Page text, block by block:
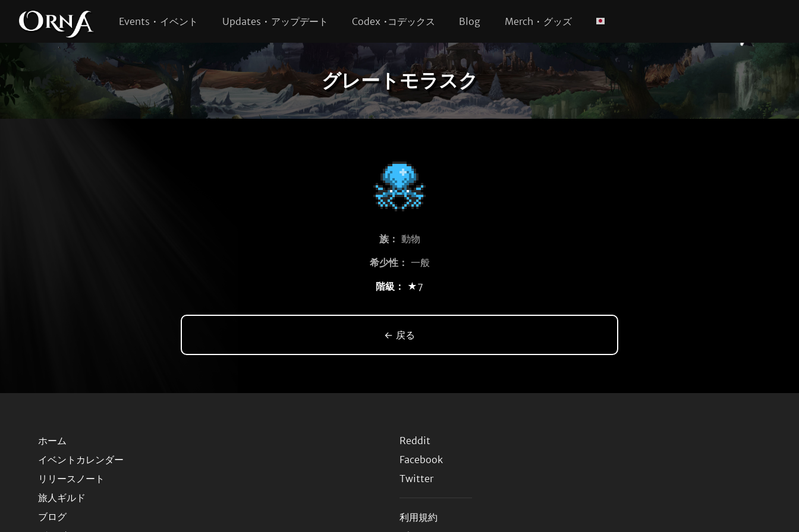
Events • イベント Updates • アップデート Codex •コデックス Blog Merch • グッズ
グレートモラスク
族： 動物
希少性： 一般
階級：
★7
← 戻る
ホーム
イベントカレンダー
リリースノート
旅人ギルド
ブログ
Reddit
Facebook
Twitter
利用規約